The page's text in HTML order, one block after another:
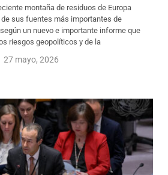
montaña de residuos de Europa
sus fuentes más importantes de
un nuevo e importante informe que
riesgos geopolíticos y de la
27 mayo, 2026